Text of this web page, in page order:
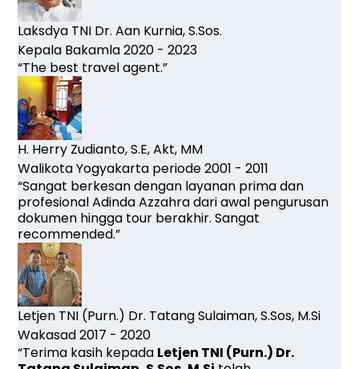
Laksdya TNI Dr. Aan Kurnia, S.Sos.
Kepala Bakamla 2020 - 2023
“The best travel agent.”
H. Herry Zudianto, S.E, Akt, MM
Walikota Yogyakarta periode 2001 - 2011
“Sangat berkesan dengan layanan prima dan
profesional Adinda Azzahra dari awal pengurusan
dokumen hingga tour berakhir. Sangat
recommended.”
Letjen TNI (Purn.) Dr. Tatang Sulaiman, S.Sos, M.Si
Wakasad 2017 - 2020
“Terima kasih kepada Letjen TNI (Purn.) Dr.